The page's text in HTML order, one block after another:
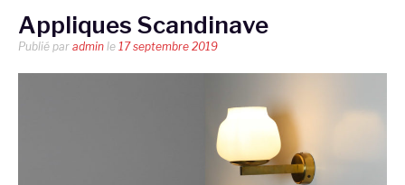
Appliques Scandinave
Publié par admin le 17 septembre 2019